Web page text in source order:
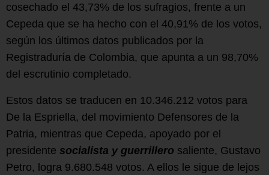
cosechado el 43,73% de los sufragios, frente a un
Cepeda que se ha hecho con el 40,91% de los votos,
según los últimos datos publicados por la
Registraduría de Colombia, que apunta a un 98,70%
del escrutinio completado.
Estos datos se traducen en 10.346.212 votos para
De la Espriella, del movimiento Defensores de la
Patria, mientras que Cepeda, apoyado por el
presidente socialista y guerrillero saliente, Gustavo
Petro, logra 9.680.548 votos. A ellos le sigue de lejos